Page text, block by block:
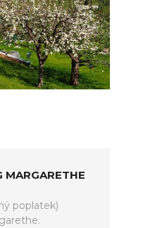
MARGARETHE
poplatek)